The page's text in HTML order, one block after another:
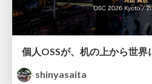
個人OSSが、机の上から世界
shinyasaita